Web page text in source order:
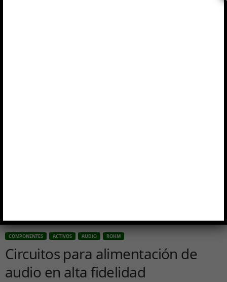
COMPONENTES ACTIVOS AUDIO ROHM
Circuitos para alimentación de
audio en alta fidelidad